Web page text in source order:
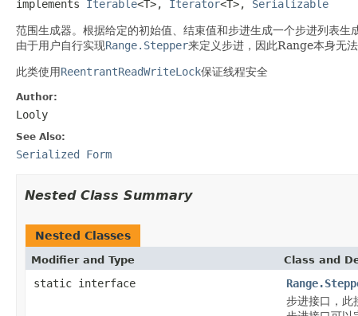
implements Iterable<T>, Iterator<T>, Serializable
范围生成器。根据给定的初始值、结束值和步进生成一个步进列表生
由于用户自行实现Range.Stepper来定义步进，因此Range本身无
此类使用ReentrantReadWriteLock保证线程安全
Author:
Looly
See Also:
Serialized Form
Nested Class Summary
Nested Classes
Modifier and Type Class and
static interface
步进接口，此